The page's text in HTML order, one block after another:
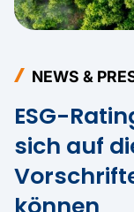
NEWS &
ESG-
sich auf